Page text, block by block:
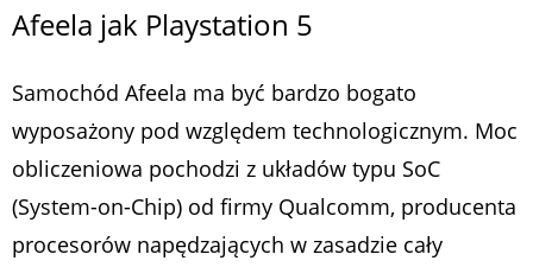
Afeela jak Playstation 5
Samochód Afeela ma być bardzo bogato
wyposażony pod względem technologicznym. Moc
obliczeniowa pochodzi z układów typu SoC
(System-on-Chip) od firmy Qualcomm, producenta
procesorów napędzających w zasadzie cały